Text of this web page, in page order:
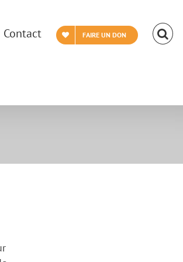
Contact FAIRE UN DON